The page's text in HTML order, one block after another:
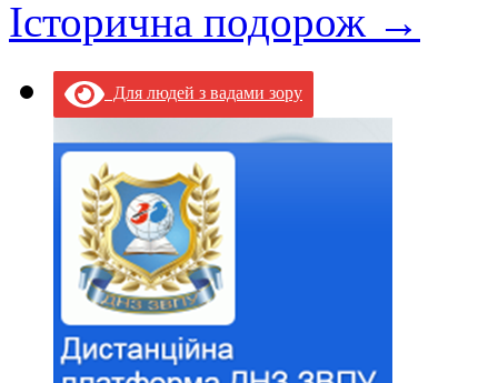
Історична подорож →
Для людей з вадами зору